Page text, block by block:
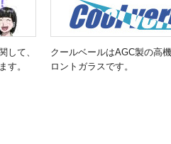
して、
す。
クールベールはAGC製の高
ロントガラスです。